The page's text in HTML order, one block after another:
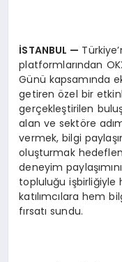
İSTANBUL —
platformlarından
Günü kapsamında
getiren özel bir
gerçekleştirilen
alan ve sektöre
vermek, bilgi
oluşturmak
deneyim
topluluğu işbirliğiyle
katılımcılara hem
fırsatı sundu.